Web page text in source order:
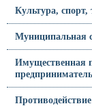
Культура,
Муниципальная
Имущественная